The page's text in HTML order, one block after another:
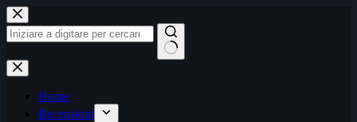
Salta
al
contenuto
Nessun
risultato
Home
Recensioni